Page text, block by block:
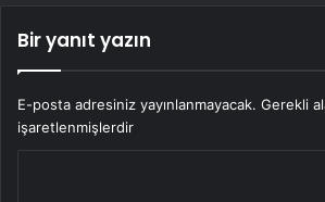
Bir yanıt yazın
E-posta adresiniz yayınlanmayacak. Gerekli
işaretlenmişlerdir